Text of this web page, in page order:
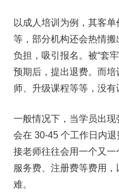
以成人培训为例，其客
等，部分机构还会热情搬
负担，吸引报名。被“套
预期后，提出退费。而
师、升级课程等等，没有
一般情况下，当学员出
会在 30-45 个工作日内
接老师往往会用一个又
服务费、注册费等费用
难。